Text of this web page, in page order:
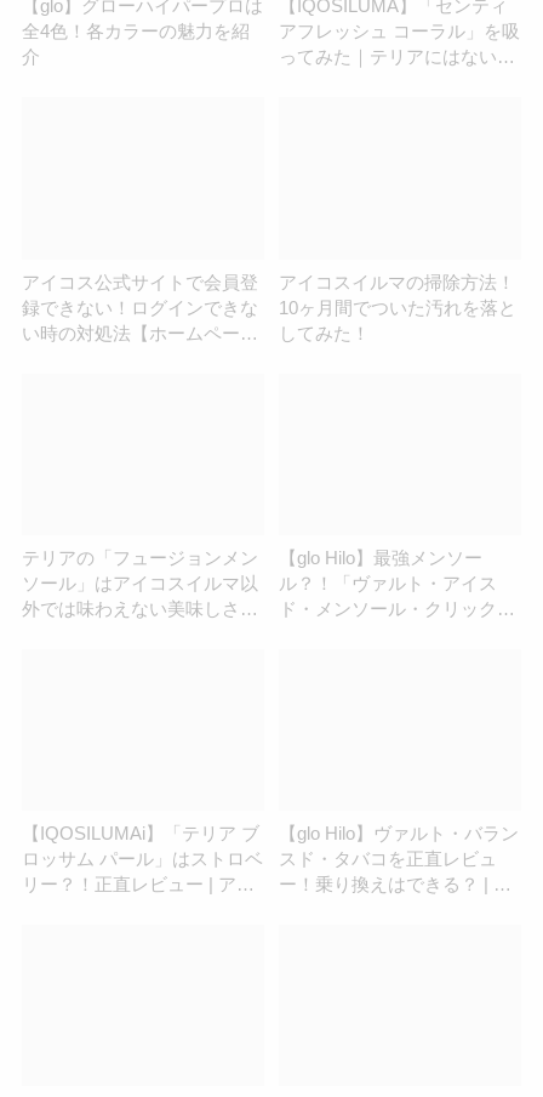
【glo】グローハイパープロは
全4色！各カラーの魅力を紹
介
【IQOSILUMA】「センティ
アフレッシュ コーラル」を吸
ってみた｜テリアにはない？
アイコス公式サイトで会員登
録できない！ログインできな
い時の対処法【ホームページ
アイコスイルマの掃除方法！
10ヶ月間でついた汚れを落と
してみた！
テリアの「フュージョンメン
ソール」はアイコスイルマ以
外では味わえない美味しさだ
【glo Hilo】最強メンソー
ル？！「ヴァルト・アイス
ド・メンソール・クリック」
【IQOSILUMAi】「テリア ブ
ロッサム パール」はストロベ
リー？！正直レビュー | アイ
【glo Hilo】ヴァルト・バラン
スド・タバコを正直レビュ
ー！乗り換えはできる？ | ア